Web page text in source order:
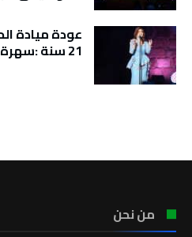
عودة ميادة
21 سنة :سهرة الحنين للزمن الجميل
من نحن